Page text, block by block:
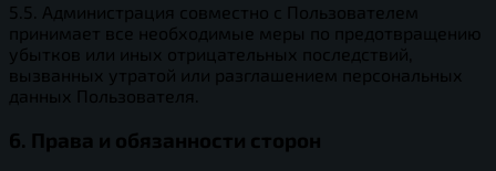
5.5. Администрация совместно с Пользователем
принимает все необходимые меры по предотвращению
убытков или иных отрицательных последствий,
вызванных утратой или разглашением персональных
данных Пользователя.
6. Права и обязанности сторон